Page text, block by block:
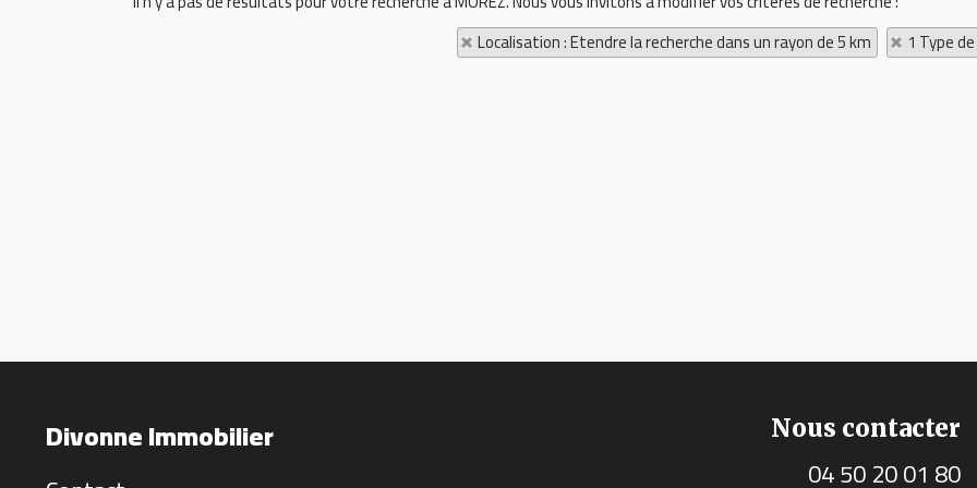
Localisation : Etendre la recherche dans un rayon de 5 km
1 Type
Divonne Immobilier Nous contacter
04 50 20 01 80